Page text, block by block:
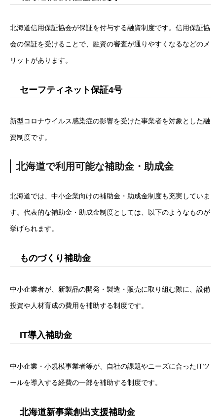
北海道信用保証協会が保証を付与する融資制度です。信用保証協
会の保証を受けることで、融資の審査が通りやすくなるなどのメ
リットがあります。
セーフティネット保証4号
新型コロナウイルス感染症の影響を受けた事業者を対象とした融
資制度です。
北海道で利用可能な補助金・助成金
北海道では、中小企業向けの補助金・助成金制度も充実していま
す。代表的な補助金・助成金制度としては、以下のようなものが
挙げられます。
ものづくり補助金
中小企業者が、新製品の開発・製造・販売に取り組む際に、設備
投資や人材育成の費用を補助する制度です。
IT導入補助金
中小企業・小規模事業者等が、自社の課題やニーズに合ったITツ
ールを導入する経費の一部を補助する制度です。
北海道新事業創出支援補助金